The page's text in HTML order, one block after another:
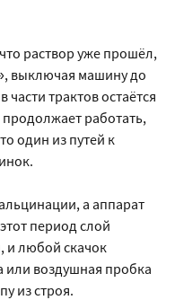
раствор уже прошёл,
выключая машину до
части трактов остаётся
работать,
один из путей к
а аппарат
период слой
и любой скачок
или воздушная пробка
из строя.